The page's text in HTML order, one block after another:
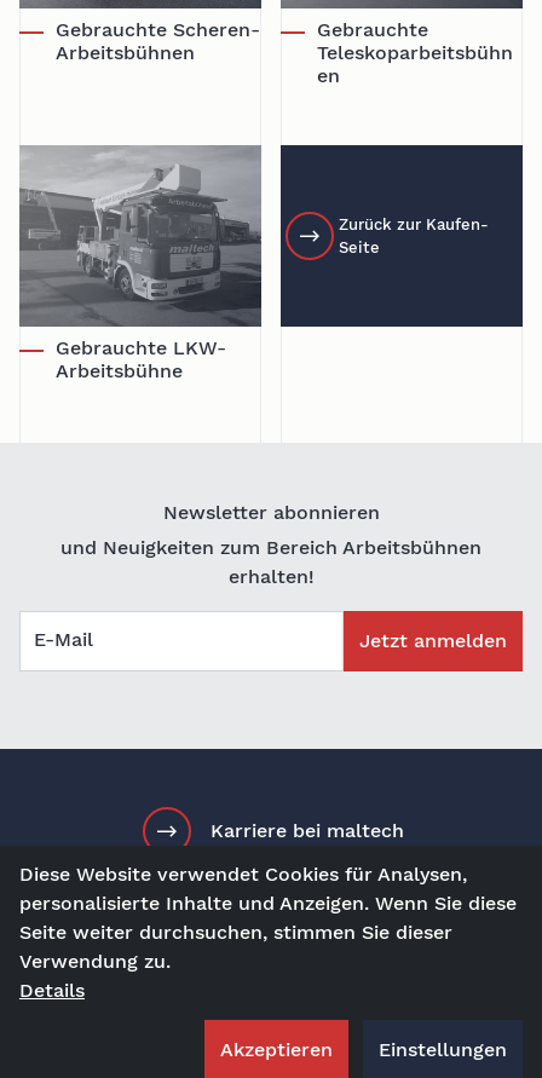
Gebrauchte Scheren-
Arbeitsbühnen
Gebrauchte
Teleskoparbeitsbühn
en
Gebrauchte LKW-
Arbeitsbühne
Zurück zur Kaufen-
Seite
Newsletter abonnieren
und Neuigkeiten zum Bereich Arbeitsbühnen
erhalten!
E-Mail Jetzt anmelden
Karriere bei maltech
de Kontakt Besuch uns auf
AGBs
Diese Website verwendet Cookies für Analysen,
personalisierte Inhalte und Anzeigen. Wenn Sie diese
Seite weiter durchsuchen, stimmen Sie dieser
Verwendung zu.
Details
Einstellungen
Akzeptieren